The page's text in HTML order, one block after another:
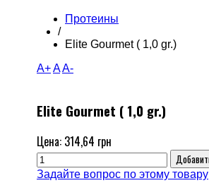
Протеины
/
Elite Gourmet ( 1,0 gr.)
A+AA-
Elite Gourmet ( 1,0 gr.)
Цена: 314,64 грн
Задайте вопрос по этому товару